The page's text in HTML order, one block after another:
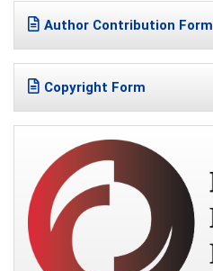
Author Contribution Form
Copyright Form